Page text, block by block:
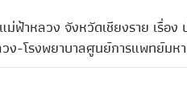
ฟ้าหลวง จังหวัดเชียงราย เรื่อ
ง-โรงพยาบาลศูนย์การแพทย์ม